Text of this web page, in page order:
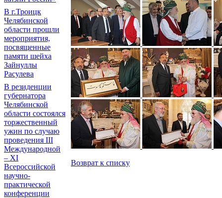
В г.Троицк
Челябинской
области прошли
мероприятия,
посвященные
памяти шейха
Зайнуллы
Расулева
В резиденции
губернатора
Челябинской
области состоялся
торжественный
ужин по случаю
проведения III
Международной
– XI
Всероссийской
научно-
практической
конференции
Возврат к списку